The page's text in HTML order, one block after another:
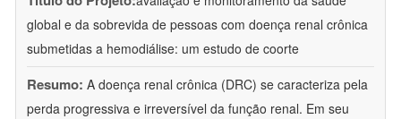
global e da sobrevida de pessoas com doença renal crônica
submetidas a hemodiálise: um estudo de coorte
Resumo: A doença renal crônica (DRC) se caracteriza pela
perda progressiva e irreversível da função renal. Em seu